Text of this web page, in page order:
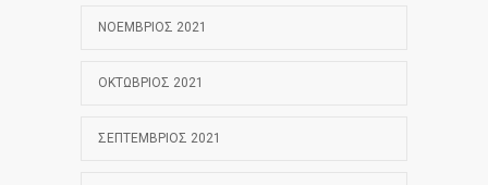
ΝΟΈΜΒΡΙΟΣ 2021
ΟΚΤΏΒΡΙΟΣ 2021
ΣΕΠΤΈΜΒΡΙΟΣ 2021